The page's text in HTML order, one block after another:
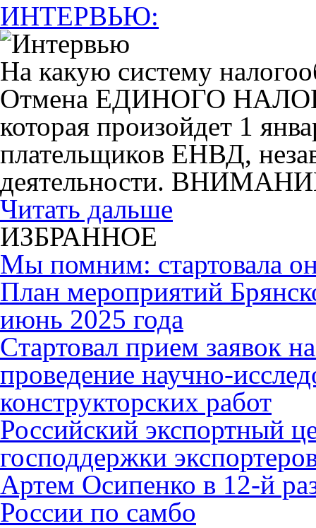
ИНТЕРВЬЮ:
На какую систему
Отмена ЕДИНОГО
которая произойдет 1
плательщиков ЕНВД,
деятельности.
Читать дальше
ИЗБРАННОЕ
Мы помним: стартовала
План мероприятий
июнь 2025 года
Cтартовал прием заявок
проведение научно-
конструкторских работ
Российский экспортный
господдержки
Артем Осипенко в 12-й
России по самбо